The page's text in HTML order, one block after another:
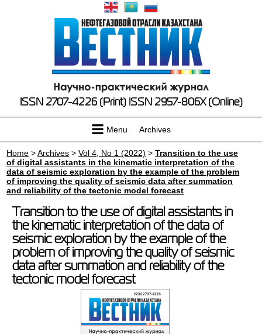
ISSN 2707-4226 (Print) ISSN 2957-806X (Online)
Menu Archives
Home >Archives >Vol 4, No 1 (2022) >Transition to the use
of digital assistants in the kinematic interpretation of the
data of seismic exploration by the example of the problem
of improving the quality of seismic data after summation
and reliability of the tectonic model forecast
Transition to the use of digital assistants in
the kinematic interpretation of the data of
seismic exploration by the example of the
problem of improving the quality of seismic
data after summation and reliability of the
tectonic model forecast